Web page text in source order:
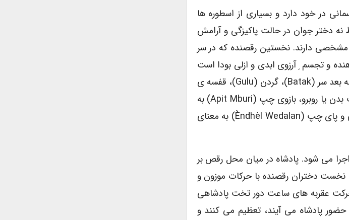
در خود دارد و بسیاری از اسطوره ها
نه دختر جوان در حالت پاکیزگی و آرامش
مشخصی دارند. نخستین رقصنده که در سر
و تجسم ِ آرزوی ابدی و ازلی بودا است
که همواره در جستجوی معنای حضور انسان بوده است. به همین ترتیب نفرات دوم به بعد سر (batak)، گردن (gulu)، قفسه ی
سینه (dhadha)، انتهای کمر (buncit)، بازوی راست (apit Ngarep) یا سمت راست بدن یا روبرو، بازوی چپ (apit Mburi) به
معنای سمت چپ یا پشت سر، پای راست (endhèl Jawi) به معنای آرزوهای دنیایی و پای چپ (èndhèl Wedalan) به معنای
می شود. پادشاه در میان محل رقص بر
دختران رقصنده با حرکات موزون و
عقربه های ساعت دور تخت پادشاهی
پادشاه می آیند، تعظیم می کنند و